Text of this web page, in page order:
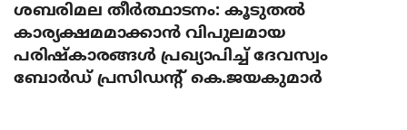
ശബരിമല തീര്‍ത്ഥാടനം: കൂടുതല്‍
കാര്യക്ഷമമാക്കാന്‍ വിപുലമായ
പരിഷ്‌കാരങ്ങള്‍ പ്രഖ്യാപിച്ച് ദേവസ്വം
ബോര്‍ഡ് പ്രസിഡന്റ് കെ.ജയകുമാര്‍